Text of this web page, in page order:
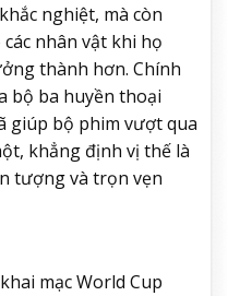
nghiệt, mà còn
nhân vật khi họ
thành hơn. Chính
bộ ba huyền thoại
giúp bộ phim vượt qua
khẳng định vị thế là
tượng và trọn vẹn
mạc World Cup